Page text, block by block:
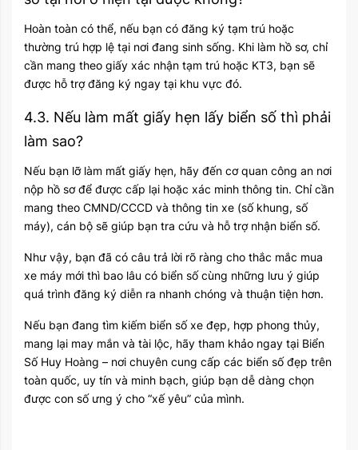
Hoàn toàn có thể, nếu bạn có đăng ký tạm trú hoặc
thường trú hợp lệ tại nơi đang sinh sống. Khi làm hồ sơ, chỉ
cần mang theo giấy xác nhận tạm trú hoặc KT3, bạn sẽ
được hỗ trợ đăng ký ngay tại khu vực đó.
4.3. Nếu làm mất giấy hẹn lấy biển số thì phải
làm sao?
Nếu bạn lỡ làm mất giấy hẹn, hãy đến cơ quan công an nơi
nộp hồ sơ để được cấp lại hoặc xác minh thông tin. Chỉ cần
mang theo CMND/CCCD và thông tin xe (số khung, số
máy), cán bộ sẽ giúp bạn tra cứu và hỗ trợ nhận biển số.
Như vậy, bạn đã có câu trả lời rõ ràng cho thắc mắc mua
xe máy mới thì bao lâu có biển số cùng những lưu ý giúp
quá trình đăng ký diễn ra nhanh chóng và thuận tiện hơn.
Nếu bạn đang tìm kiếm biển số xe đẹp, hợp phong thủy,
mang lại may mắn và tài lộc, hãy tham khảo ngay tại Biển
Số Huy Hoàng – nơi chuyên cung cấp các biển số đẹp trên
toàn quốc, uy tín và minh bạch, giúp bạn dễ dàng chọn
được con số ưng ý cho “xế yêu” của mình.